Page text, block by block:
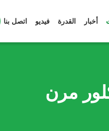
أخبار القدرة فيديو اتصل بنا
مرن